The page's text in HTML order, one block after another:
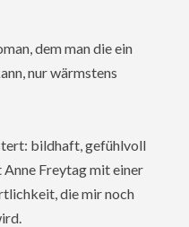
dem man die ein
nur wärmstens
bildhaft, gefühlvoll
Freytag mit einer
die mir noch